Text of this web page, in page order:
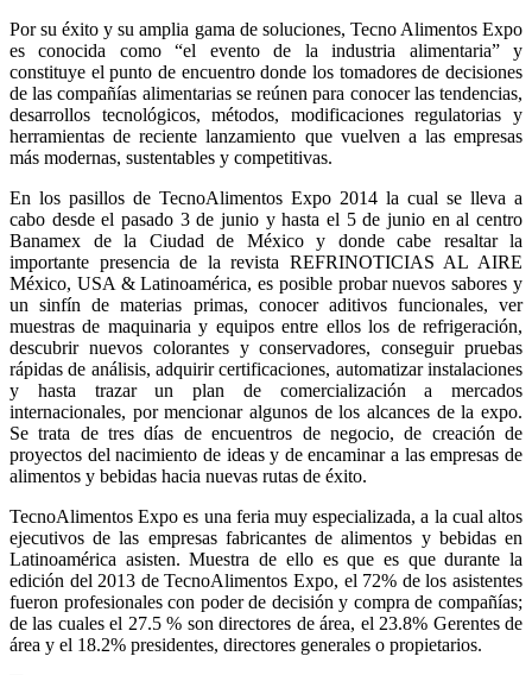
Por su éxito y su amplia gama de soluciones, Tecno Alimentos Expo
es conocida como “el evento de la industria alimentaria” y
constituye el punto de encuentro donde los tomadores de decisiones
de las compañías alimentarias se reúnen para conocer las tendencias,
desarrollos tecnológicos, métodos, modificaciones regulatorias y
herramientas de reciente lanzamiento que vuelven a las empresas
más modernas, sustentables y competitivas.
En los pasillos de TecnoAlimentos Expo 2014 la cual se lleva a
cabo desde el pasado 3 de junio y hasta el 5 de junio en al centro
Banamex de la Ciudad de México y donde cabe resaltar la
importante presencia de la revista REFRINOTICIAS AL AIRE
México, USA & Latinoamérica, es posible probar nuevos sabores y
un sinfín de materias primas, conocer aditivos funcionales, ver
muestras de maquinaria y equipos entre ellos los de refrigeración,
descubrir nuevos colorantes y conservadores, conseguir pruebas
rápidas de análisis, adquirir certificaciones, automatizar instalaciones
y hasta trazar un plan de comercialización a mercados
internacionales, por mencionar algunos de los alcances de la expo.
Se trata de tres días de encuentros de negocio, de creación de
proyectos del nacimiento de ideas y de encaminar a las empresas de
alimentos y bebidas hacia nuevas rutas de éxito.
TecnoAlimentos Expo es una feria muy especializada, a la cual altos
ejecutivos de las empresas fabricantes de alimentos y bebidas en
Latinoamérica asisten. Muestra de ello es que es que durante la
edición del 2013 de TecnoAlimentos Expo, el 72% de los asistentes
fueron profesionales con poder de decisión y compra de compañías;
de las cuales el 27.5 % son directores de área, el 23.8% Gerentes de
área y el 18.2% presidentes, directores generales o propietarios.